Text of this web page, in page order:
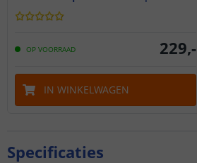
OP VOORRAAD 229,-
IN WINKELWAGEN
Specificaties